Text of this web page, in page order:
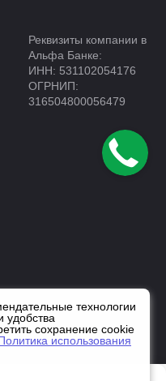
Реквизиты компании в
Альфа Банке:
ИНН: 531102054176
ОГРНИП:
316504800056479
технологии
удобства
сохранение cookie
использования